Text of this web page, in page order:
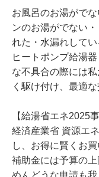
お風呂のお湯がで
ンのお湯がでない
れた・水漏れしてい
ヒートポンプ給湯
な不具合の際には
く駆け付け、最適
【給湯省エネ2025
経済産業省 資源エ
し、お得に賢くお
補助金には予算の